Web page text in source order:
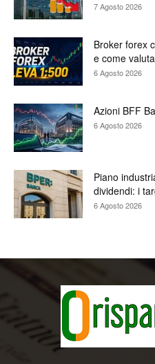
7 Agosto 2026
Broker forex
e come
6 Agosto 2026
Azioni BFF
6 Agosto 2026
Piano
dividendi: i
6 Agosto 2026